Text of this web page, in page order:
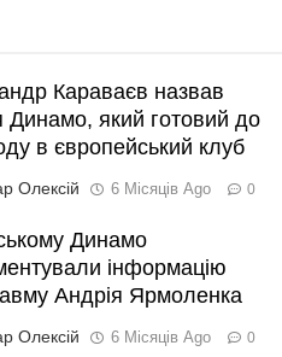
Караваєв назвав
Динамо, який готовий до
в європейський клуб
Олексій 6 Місяців Ago 0
Динамо
інформацію
Андрія Ярмоленка
Олексій 6 Місяців Ago 0